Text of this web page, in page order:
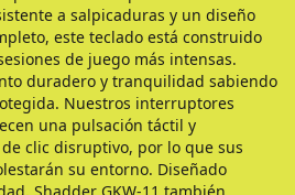
a salpicaduras y un diseño
este teclado está construido
de juego más intensas.
duradero y tranquilidad sabiendo
Nuestros interruptores
una pulsación táctil y
clic disruptivo, por lo que sus
su entorno. Diseñado